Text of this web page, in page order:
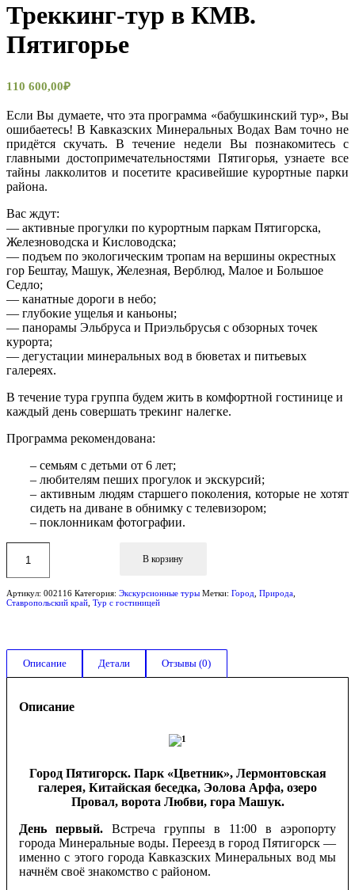
Треккинг-тур в КМВ.
Пятигорье
110 600,00₽
Если Вы думаете, что эта программа «бабушкинский тур», Вы
ошибаетесь! В Кавказских Минеральных Водах Вам точно не
придётся скучать. В течение недели Вы познакомитесь с
главными достопримечательностями Пятигорья, узнаете все
тайны лакколитов и посетите красивейшие курортные парки
района.
Вас ждут:
— активные прогулки по курортным паркам Пятигорска,
Железноводска и Кисловодска;
— подъем по экологическим тропам на вершины окрестных
гор Бештау, Машук, Железная, Верблюд, Малое и Большое
Седло;
— канатные дороги в небо;
— глубокие ущелья и каньоны;
— панорамы Эльбруса и Приэльбрусья с обзорных точек
курорта;
— дегустации минеральных вод в бюветах и питьевых
галереях.
В течение тура группа будем жить в комфортной гостинице и
каждый день совершать трекинг налегке.
Программа рекомендована:
– семьям с детьми от 6 лет;
– любителям пеших прогулок и экскурсий;
– активным людям старшего поколения, которые не хотят
сидеть на диване в обнимку с телевизором;
– поклонникам фотографии.
В корзину
Артикул: 002116 Категория: Экскурсионные туры Метки: Город Природа
Ставропольский край Тур с гостиницей
Описание Детали Отзывы (0)
Описание
Город Пятигорск. Парк «Цветник», Лермонтовская
галерея, Китайская беседка, Эолова Арфа, озеро
Провал, ворота Любви, гора Машук.
День первый. Встреча группы в 11:00 в аэропорту
города Минеральные воды. Переезд в город Пятигорск —
именно с этого города Кавказских Минеральных вод мы
начнём своё знакомство с районом.